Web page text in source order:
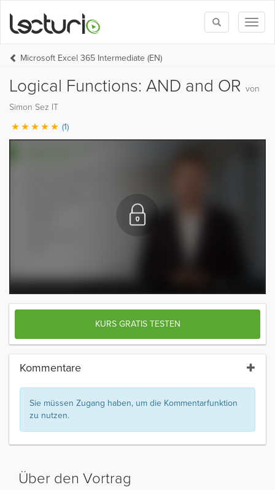
Toggle
search
Microsoft Excel 365 Intermediate (EN)
Logical Functions: AND and OR von
Simon Sez IT
(1)
KURS GRATIS TESTEN
Kommentare
Sie müssen Zugang haben, um die Kommentarfunktion
zu nutzen.
Über den Vortrag